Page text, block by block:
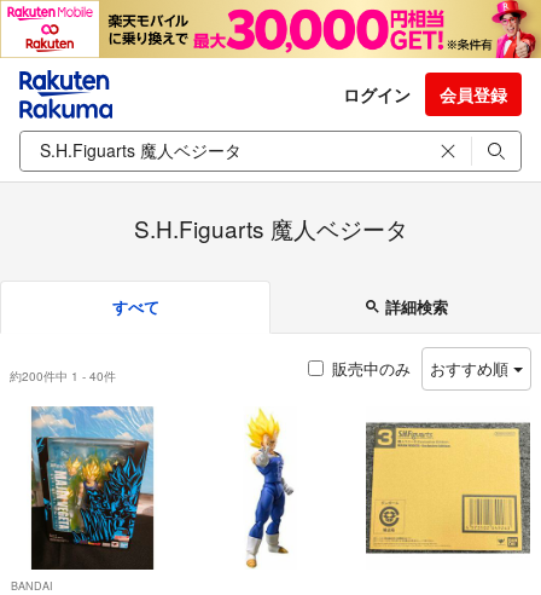
ログイン 会員登録
S.H.Figuarts 魔人ベジータ
すべて 詳細検索
約200件中 1 - 40件 販売中のみ おすすめ順
BANDAI